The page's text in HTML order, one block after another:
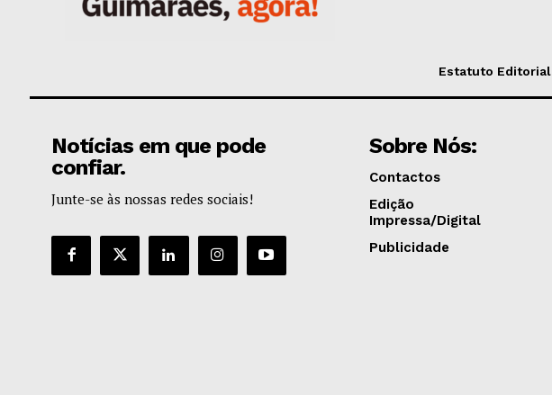
Estatuto Editorial
Notícias em que pode
confiar.
Junte-se às nossas redes sociais!
Sobre Nós:
Contactos
Edição
Impressa/Digital
Publicidade